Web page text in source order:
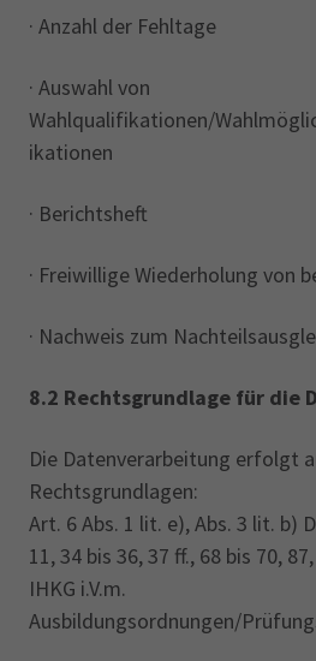
· Anzahl der Fehltage
· Auswahl von
Wahlqualifikationen/
ikationen
· Berichtsheft
· Freiwillige Wiederholung von
· Nachweis zum
8.2 Rechtsgrundlage für die
Die Datenverarbeitung erfolgt
Rechtsgrundlagen:
Art. 6 Abs. 1 lit. e), Abs. ‎‎3 lit. b)
11, 34 bis 36, 37 ff., 68 bis 70,
IHKG i.V.m.
Ausbildungsordnungen/